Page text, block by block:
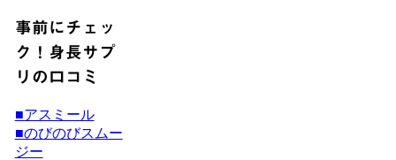
事前にチェッ
ク！身長サプ
リの口コミ
■アスミール
■のびのびスムー
ジー